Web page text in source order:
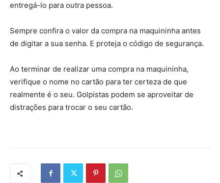
entregá-lo para outra pessoa.
Sempre confira o valor da compra na maquininha antes
de digitar a sua senha. E proteja o código de segurança.
Ao terminar de realizar uma compra na maquininha,
verifique o nome no cartão para ter certeza de que
realmente é o seu. Golpistas podem se aproveitar de
distrações para trocar o seu cartão.